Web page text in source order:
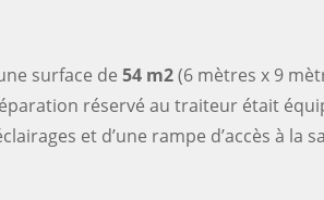
surface de 54 m2(6 mètres x 9
réservé au traiteur était
et d’une rampe d’accès à la